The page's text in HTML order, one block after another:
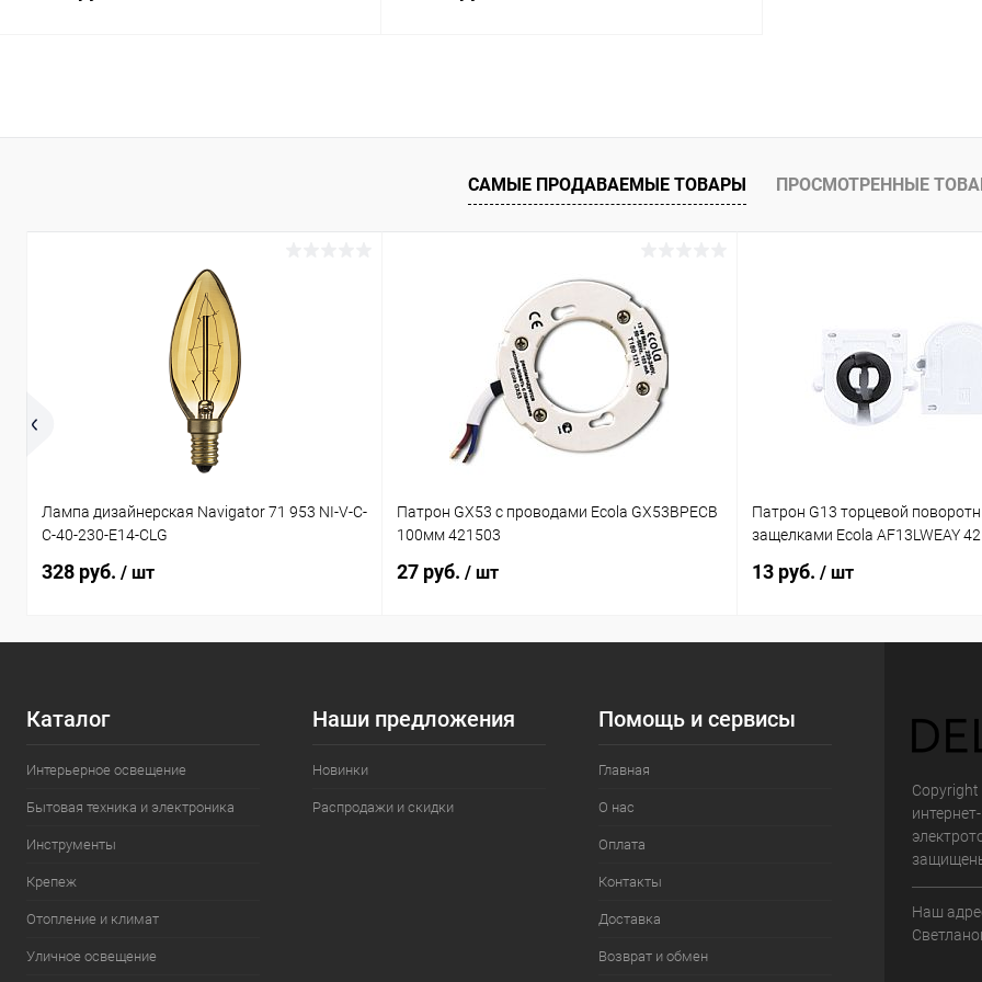
Купить в 1 клик Сравнение Купить в 1 клик Сравнение
В избранное В наличии
САМЫЕ ПРОДАВАЕМЫЕ ТОВАРЫ ПРОСМОТРЕННЫЕ
Лампа дизайнерская Navigator 71 953 NI-V-C-
C-40-230-E14-CLG
328 руб. / шт
Патрон GX53 с проводами Ecola GX53BPECB
100мм 421503
27 руб. / шт
Патрон G13 торцевой
защелками Ecola AF13LWEAY
13 руб. / шт
Каталог
Интерьерное освещение
Бытовая техника и электроника
Инструменты
Крепеж
Отопление и климат
Уличное освещение
Наши предложения
Новинки
Распродажи и скидки
Помощь и сервисы
Главная
О нас
Оплата
Контакты
Доставка
Возврат и обмен
Наш